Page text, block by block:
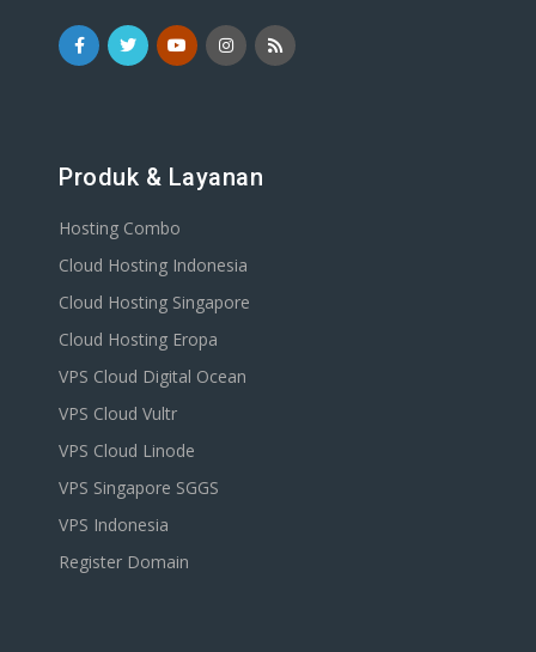
Produk & Layanan
Hosting Combo
Cloud Hosting Indonesia
Cloud Hosting Singapore
Cloud Hosting Eropa
VPS Cloud Digital Ocean
VPS Cloud Vultr
VPS Cloud Linode
VPS Singapore SGGS
VPS Indonesia
Register Domain